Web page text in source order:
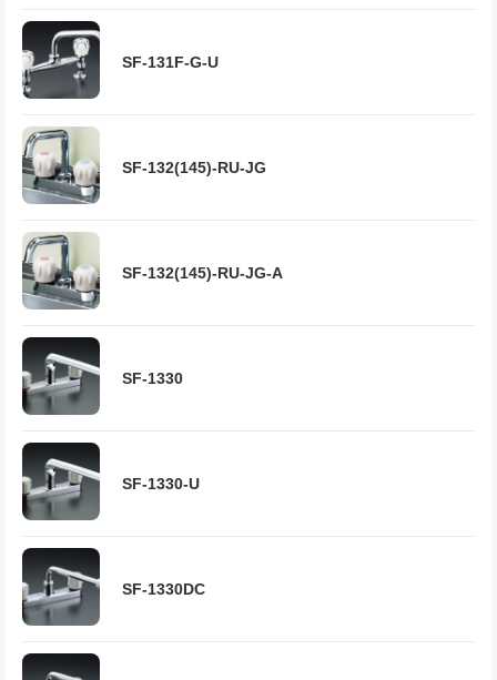
SF-131F-G-U
SF-132(145)-RU-JG
SF-132(145)-RU-JG-A
SF-1330
SF-1330-U
SF-1330DC